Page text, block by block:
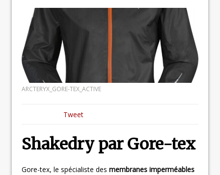
ARCTERYX_GORE-TEX_ACTIVE
Tweet
Shakedry par Gore-tex
Gore-tex, le spécialiste des membranes imperméables